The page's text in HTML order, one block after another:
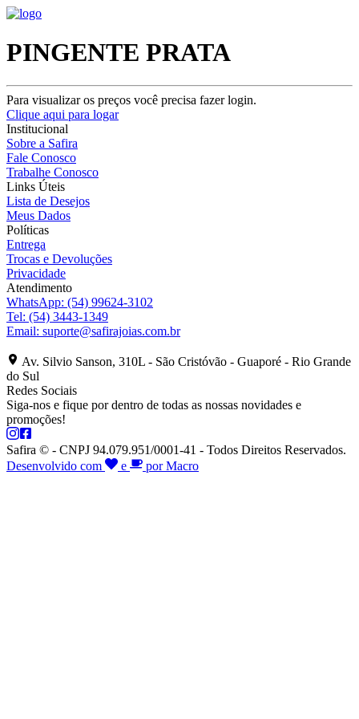
PINGENTE PRATA
Para visualizar os preços você precisa fazer login.
Clique aqui para logar
Institucional
Sobre a Safira
Fale Conosco
Trabalhe Conosco
Links Úteis
Lista de Desejos
Meus Dados
Políticas
Entrega
Trocas e Devoluções
Privacidade
Atendimento
WhatsApp: (54) 99624-3102
Tel: (54) 3443-1349
Email: suporte@safirajoias.com.br
Av. Silvio Sanson, 310L - São Cristóvão - Guaporé - Rio Grande
do Sul
Redes Sociais
Siga-nos e fique por dentro de todas as nossas novidades e
promoções!
Safira © - CNPJ 94.079.951/0001-41 - Todos Direitos Reservados.
Desenvolvido com
e por Macro